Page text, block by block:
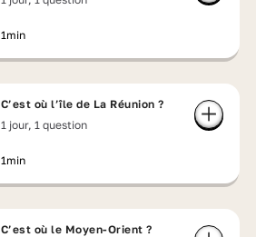
1min
C’est où l’île de La Réunion ?
1 jour, 1 question
1min
C’est où le Moyen-Orient ?